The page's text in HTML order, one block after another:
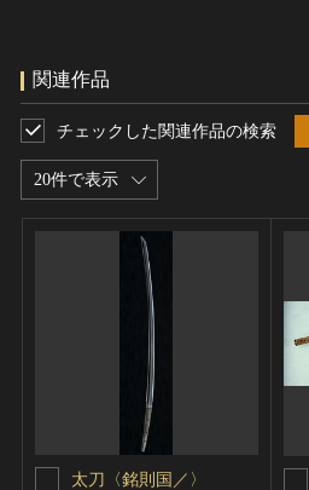
関連作品
20件で表示
チェックした関連作品の検索
太刀〈銘則国／〉